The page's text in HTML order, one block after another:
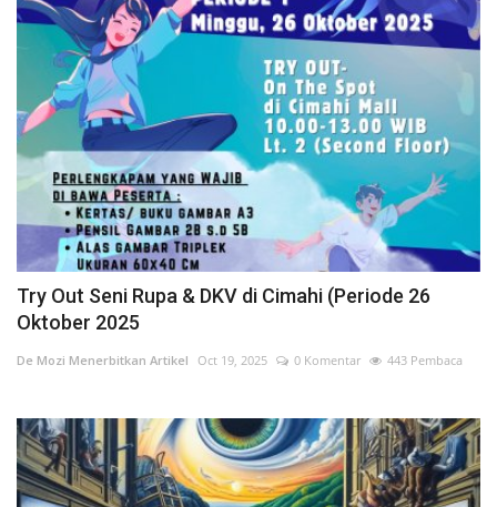
Try Out Seni Rupa & DKV di Cimahi (Periode 26
Oktober 2025
De Mozi Menerbitkan Artikel Oct 19, 2025 0 Komentar 443 Pembaca